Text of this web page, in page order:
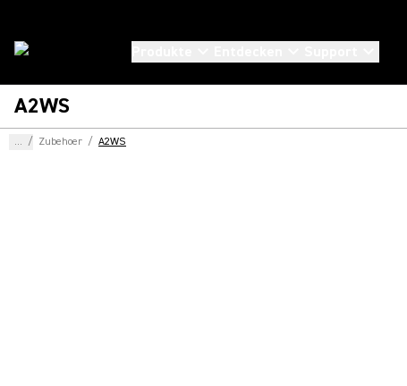
A2WS
... / Zubehoer / A2WS